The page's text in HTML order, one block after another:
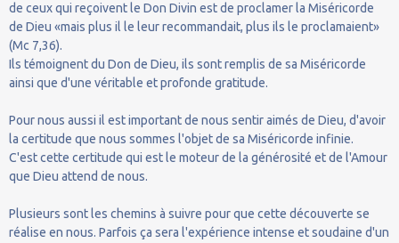
de ceux qui reçoivent le Don Divin est de proclamer la Miséricorde
de Dieu «mais plus il le leur recommandait, plus ils le proclamaient»
(Mc 7,36).
Ils témoignent du Don de Dieu, ils sont remplis de sa Miséricorde
ainsi que d'une véritable et profonde gratitude.
Pour nous aussi il est important de nous sentir aimés de Dieu, d'avoir
la certitude que nous sommes l'objet de sa Miséricorde infinie.
C'est cette certitude qui est le moteur de la générosité et de l'Amour
que Dieu attend de nous.
Plusieurs sont les chemins à suivre pour que cette découverte se
réalise en nous. Parfois ça sera l'expérience intense et soudaine d'un